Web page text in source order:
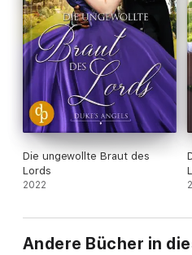
Die ungewollte Braut des
Lords
2022
Andere Bücher in